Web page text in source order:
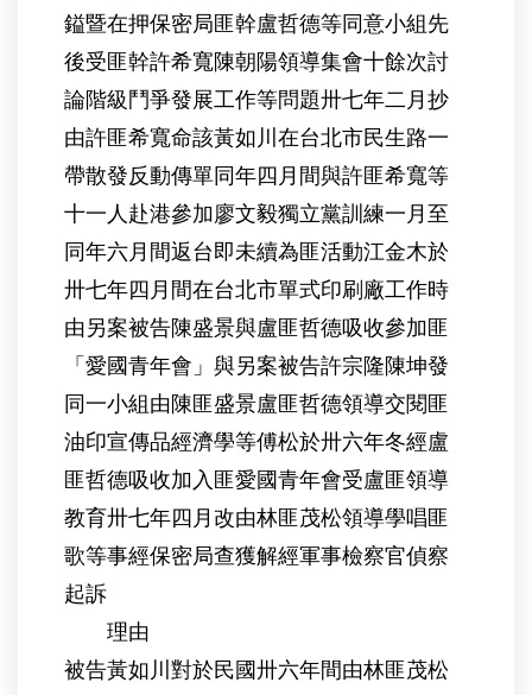
鎰暨在押保密局匪幹盧哲德等同意小組先
後受匪幹許希寬陳朝陽領導集會十餘次討
論階級鬥爭發展工作等問題卅七年二月抄
由許匪希寬命該黃如川在台北市民生路一
帶散發反動傳單同年四月間與許匪希寬等
十一人赴港參加廖文毅獨立黨訓練一月至
同年六月間返台即未續為匪活動江金木於
卅七年四月間在台北市單式印刷廠工作時
由另案被告陳盛景與盧匪哲德吸收參加匪
「愛國青年會」與另案被告許宗隆陳坤發
同一小組由陳匪盛景盧匪哲德領導交閱匪
油印宣傳品經濟學等傅松於卅六年冬經盧
匪哲德吸收加入匪愛國青年會受盧匪領導
教育卅七年四月改由林匪茂松領導學唱匪
歌等事經保密局查獲解經軍事檢察官偵察
起訴
理由
被告黃如川對於民國卅六年間由林匪茂松